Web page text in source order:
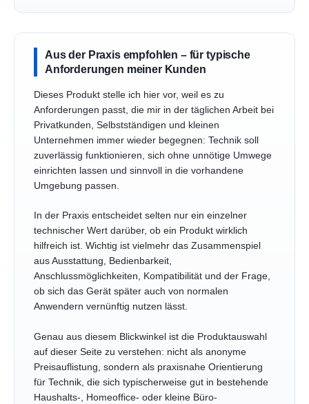
Aus der Praxis empfohlen – für typische
Anforderungen meiner Kunden
Dieses Produkt stelle ich hier vor, weil es zu
Anforderungen passt, die mir in der täglichen Arbeit bei
Privatkunden, Selbstständigen und kleinen
Unternehmen immer wieder begegnen: Technik soll
zuverlässig funktionieren, sich ohne unnötige Umwege
einrichten lassen und sinnvoll in die vorhandene
Umgebung passen.
In der Praxis entscheidet selten nur ein einzelner
technischer Wert darüber, ob ein Produkt wirklich
hilfreich ist. Wichtig ist vielmehr das Zusammenspiel
aus Ausstattung, Bedienbarkeit,
Anschlussmöglichkeiten, Kompatibilität und der Frage,
ob sich das Gerät später auch von normalen
Anwendern vernünftig nutzen lässt.
Genau aus diesem Blickwinkel ist die Produktauswahl
auf dieser Seite zu verstehen: nicht als anonyme
Preisauflistung, sondern als praxisnahe Orientierung
für Technik, die sich typischerweise gut in bestehende
Haushalts-, Homeoffice- oder kleine Büro-